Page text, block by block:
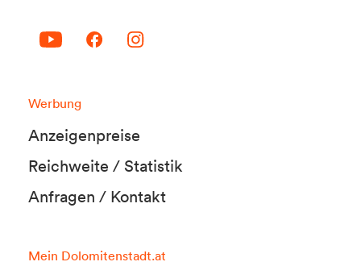
Werbung
Anzeigenpreise
Reichweite / Statistik
Anfragen / Kontakt
Mein Dolomitenstadt.at